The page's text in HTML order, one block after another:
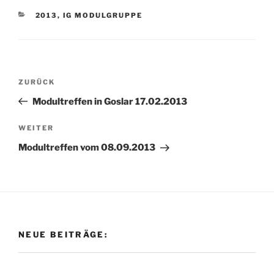
KATEGORIEN
2013 , IG MODULGRUPPE
Beitragsnavigation
Vorheriger
Beitrag
ZURÜCK
Modultreffen in Goslar 17.02.2013
Nächster
Beitrag
WEITER
Modultreffen vom 08.09.2013
NEUE BEITRÄGE: